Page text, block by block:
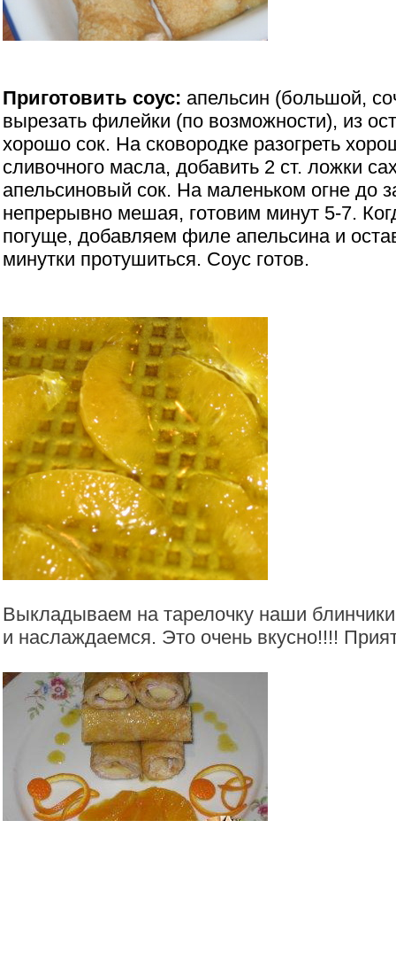
Приготовить соус: апельсин (большой,
вырезать филейки (по возможности), из
хорошо сок. На сковородке разогреть
сливочного масла, добавить 2 ст. ложки
апельсиновый сок. На маленьком огне до
непрерывно мешая, готовим минут 5-7.
погуще, добавляем филе апельсина и
минутки протушиться. Соус готов.
Выкладываем на тарелочку наши
и наслаждаемся. Это очень вкусно!!!!